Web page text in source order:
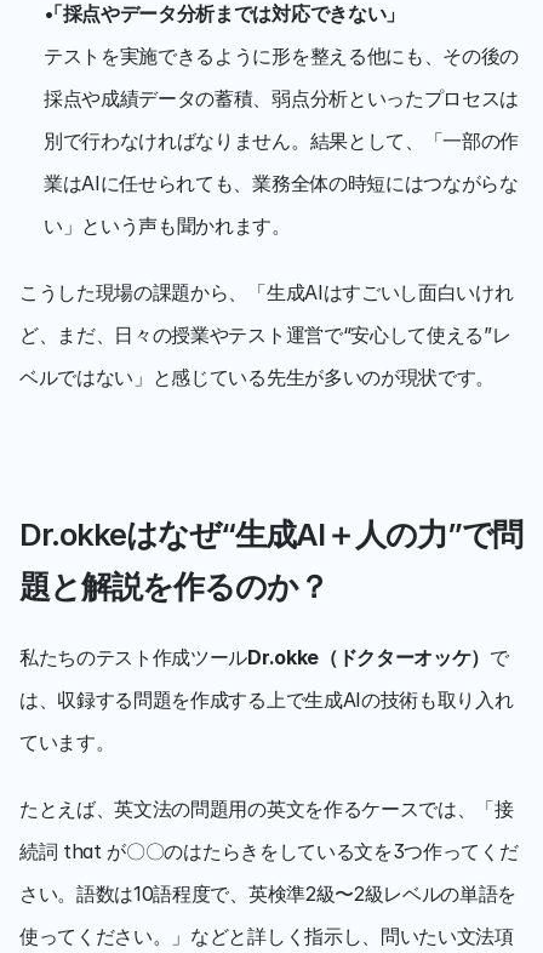
「採点やデータ分析までは対応できない」
テストを実施できるように形を整える他にも、その後の
採点や成績データの蓄積、弱点分析といったプロセスは
別で行わなければなりません。結果として、「一部の作
業はAIに任せられても、業務全体の時短にはつながらな
い」という声も聞かれます。
こうした現場の課題から、「生成AIはすごいし面白いけれ
ど、まだ、日々の授業やテスト運営で“安心して使える”レ
ベルではない」と感じている先生が多いのが現状です。
Dr.okkeはなぜ“生成AI＋人の力”で問
題と解説を作るのか？
私たちのテスト作成ツールDr.okke（ドクターオッケ） で
は、収録する問題を作成する上で生成AIの技術も取り入れ
ています。
たとえば、英文法の問題用の英文を作るケースでは、「接
続詞 that が〇〇のはたらきをしている文を3つ作ってくだ
さい。語数は10語程度で、英検準2級〜2級レベルの単語を
使ってください。」などと詳しく指示し、問いたい文法項